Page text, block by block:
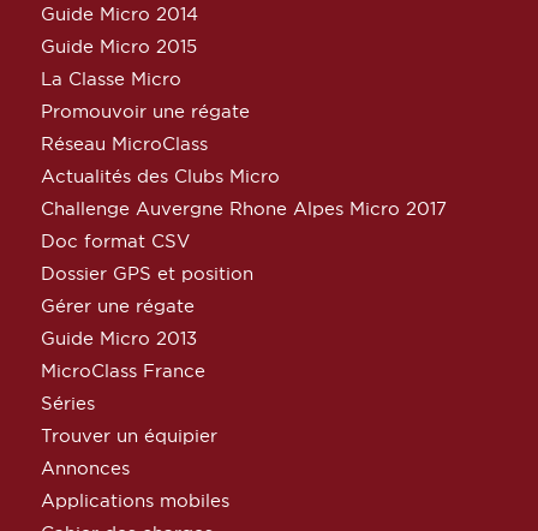
Guide Micro 2014
Guide Micro 2015
La Classe Micro
Promouvoir une régate
Réseau MicroClass
Actualités des Clubs Micro
Challenge Auvergne Rhone Alpes Micro 2017
Doc format CSV
Dossier GPS et position
Gérer une régate
Guide Micro 2013
MicroClass France
Séries
Trouver un équipier
Annonces
Applications mobiles